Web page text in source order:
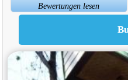
Bewertungen lesen